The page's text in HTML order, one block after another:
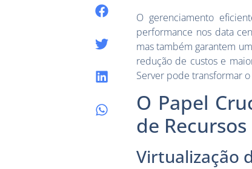
O gerenciamento
performance nos data
mas também garantem
redução de custos e
Server pode transformar
O Papel
de Recursos
Virtualização